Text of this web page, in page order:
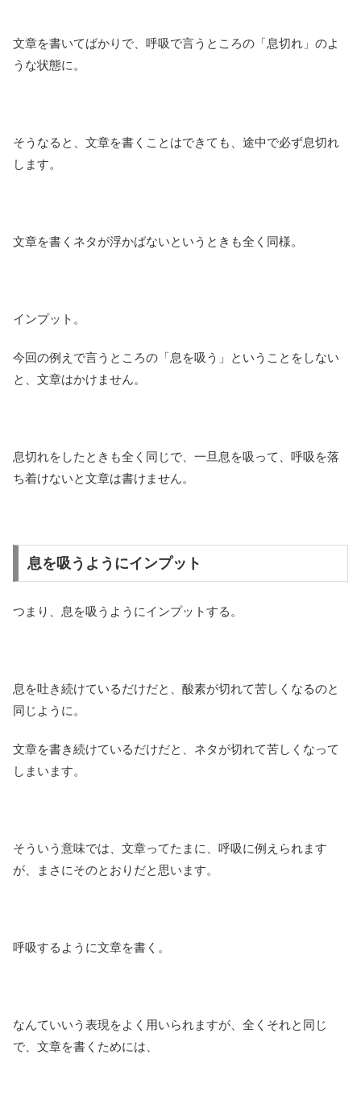
文章を書いてばかりで、呼吸で言うところの「息切れ」のよ
うな状態に。
そうなると、文章を書くことはできても、途中で必ず息切れ
します。
文章を書くネタが浮かばないというときも全く同様。
インプット。
今回の例えで言うところの「息を吸う」ということをしない
と、文章はかけません。
息切れをしたときも全く同じで、一旦息を吸って、呼吸を落
ち着けないと文章は書けません。
息を吸うようにインプット
つまり、息を吸うようにインプットする。
息を吐き続けているだけだと、酸素が切れて苦しくなるのと
同じように。
文章を書き続けているだけだと、ネタが切れて苦しくなって
しまいます。
そういう意味では、文章ってたまに、呼吸に例えられます
が、まさにそのとおりだと思います。
呼吸するように文章を書く。
なんていいう表現をよく用いられますが、全くそれと同じ
で、文章を書くためには、